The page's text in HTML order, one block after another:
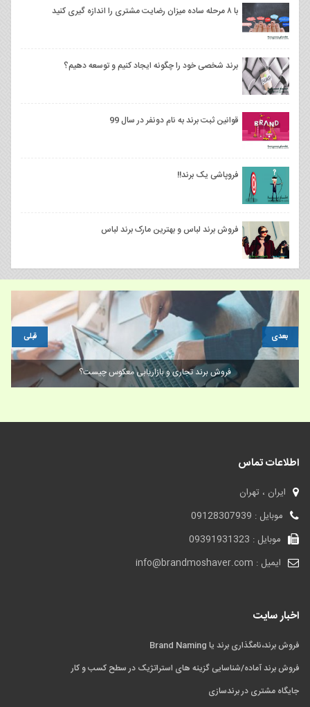
با ۸ مرحله ساده میزان رضایت مشتری را اندازه گیری کنید
برند شخصی خود را چگونه ایجاد کنیم و توسعه دهیم؟
قوانین ثبت برند به نام دونفر در سال 99
فروپاشی یک برند!!
فروش برند لباس و بهترین مارک برند لباس
فروش برند تجاری و بازاریابی معکوس چیست؟
قبلی بعدی
اطلاعات تماس
ایران ، تهران
موبایل : 09128307939
موبایل : 09391931323
ایمیل : info@brandmoshaver.com
اخبار سایت
فروش برند،نامگذاری برند یا Brand Naming
فروش برند آماده/شناسایی گزینه های استراتژیک در سطح کسب و کار
جایگاه مشتری در برندسازی